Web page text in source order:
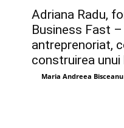
Adriana Radu,
Business Fast
antreprenoriat,
construirea
Maria Andreea Bisceanu